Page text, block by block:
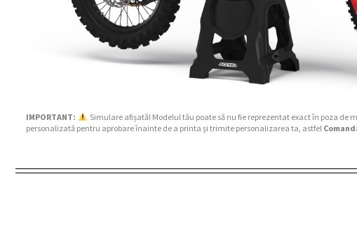
IMPORTANT:
Simulare afișată! Modelul tău poate să nu fie reprezentat exact în poza de
personalizată pentru aprobare înainte de a printa și trimite personalizarea ta, astfel